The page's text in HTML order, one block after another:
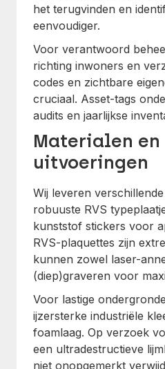
het terugvinden en
eenvoudiger.
Voor verantwoord
richting inwoners en
codes en zichtbare
cruciaal. Asset-tags
audits en jaarlijkse
Materialen en
uitvoeringen
Wij leveren
robuuste RVS
kunststof stickers voor
RVS-plaquettes zijn
kunnen zowel laser-
(diep)graveren voor
Voor lastige
ijzersterke industriële
foamlaag. Op verzoek
een ultradestructieve
niet onopgemerkt